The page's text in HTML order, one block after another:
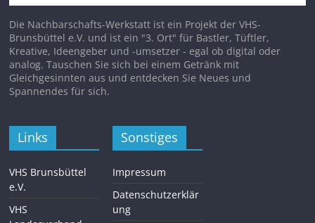
Die Nachbarschafts-Werkstatt ist ein Projekt der VHS-
Brunsbüttel e.V. und ist ein "3. Ort" für Bastler, Tüftler,
Kreative, Ideengeber und -umsetzer - egal ob digital oder
analog. Tauschen Sie sich bei einem Getränk mit
Gleichgesinnten aus und entdecken Sie Neues und
Spannendes für sich.
Links
VHS Brunsbüttel
e.V.
VHS
Sonstiges
Impressum
Datenschutzerklär
ung